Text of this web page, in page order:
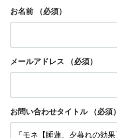
お名前 （必須）
メールアドレス （必須）
お問い合わせタイトル （必須）